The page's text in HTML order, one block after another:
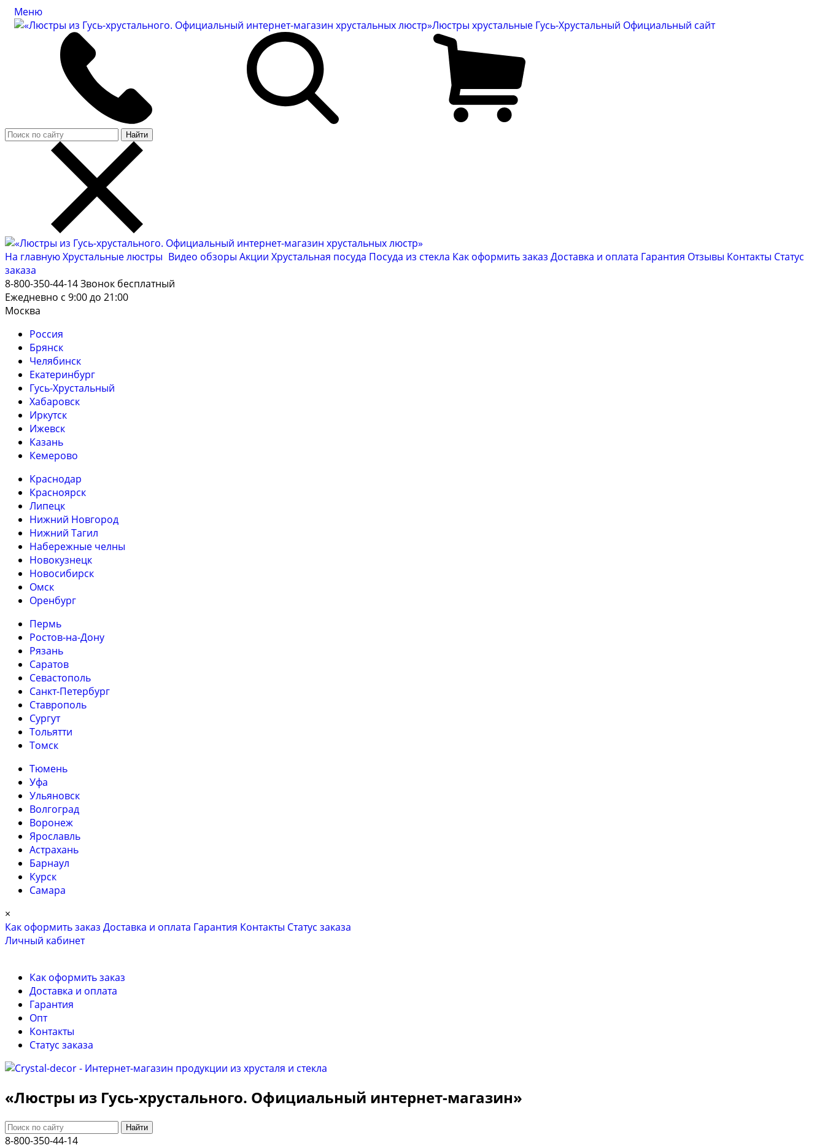
Меню
Люстры хрустальные Гусь-Хрустальный Официальный сайт
Найти
На главнуюХрустальные люстры Видео обзоры Акции Хрустальная посуда Посуда из стекла Как оформить заказ Доставка и оплата Гарантия Отзывы Контакты Cтатус
заказа
8-800-350-44-14Звонок бесплатный
Ежедневно с 9:00 до 21:00
Москва
Россия
Брянск
Челябинск
Екатеринбург
Гусь-Хрустальный
Хабаровск
Иркутск
Ижевск
Казань
Кемерово
Краснодар
Красноярск
Липецк
Нижний Новгород
Нижний Тагил
Набережные челны
Новокузнецк
Новосибирск
Омск
Оренбург
Пермь
Ростов-на-Дону
Рязань
Саратов
Севастополь
Санкт-Петербург
Ставрополь
Сургут
Тольятти
Томск
Тюмень
Уфа
Ульяновск
Волгоград
Воронеж
Ярославль
Астрахань
Барнаул
Курск
Самара
×
Как оформить заказ Доставка и оплата Гарантия Контакты Cтатус заказа
Личный кабинет
Как оформить заказ
Доставка и оплата
Гарантия
Опт
Контакты
Cтатус заказа
«Люстры из Гусь-хрустального. Официальный интернет-магазин»
Найти
8-800-350-44-14